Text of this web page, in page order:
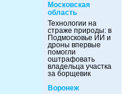
Московская
область
Технологии на
страже природы: в
Подмосковье ИИ и
дроны впервые
помогли
оштрафовать
владельца участка
за борщевик
Воронеж